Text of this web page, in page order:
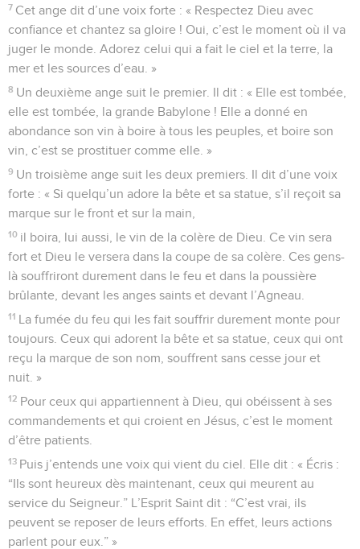
7 Cet ange dit d’une voix forte : « Respectez Dieu avec
confiance et chantez sa gloire ! Oui, c’est le moment où il va
juger le monde. Adorez celui qui a fait le ciel et la terre, la
mer et les sources d’eau. »
8 Un deuxième ange suit le premier. Il dit : « Elle est tombée,
elle est tombée, la grande Babylone ! Elle a donné en
abondance son vin à boire à tous les peuples, et boire son
vin, c’est se prostituer comme elle. »
9 Un troisième ange suit les deux premiers. Il dit d’une voix
forte : « Si quelqu’un adore la bête et sa statue, s’il reçoit sa
marque sur le front et sur la main,
10 il boira, lui aussi, le vin de la colère de Dieu. Ce vin sera
fort et Dieu le versera dans la coupe de sa colère. Ces gens-
là souffriront durement dans le feu et dans la poussière
brûlante, devant les anges saints et devant l’Agneau.
11 La fumée du feu qui les fait souffrir durement monte pour
toujours. Ceux qui adorent la bête et sa statue, ceux qui ont
reçu la marque de son nom, souffrent sans cesse jour et
nuit. »
12 Pour ceux qui appartiennent à Dieu, qui obéissent à ses
commandements et qui croient en Jésus, c’est le moment
d’être patients.
13 Puis j’entends une voix qui vient du ciel. Elle dit : « Écris :
“Ils sont heureux dès maintenant, ceux qui meurent au
service du Seigneur.” L’Esprit Saint dit : “C’est vrai, ils
peuvent se reposer de leurs efforts. En effet, leurs actions
parlent pour eux.” »